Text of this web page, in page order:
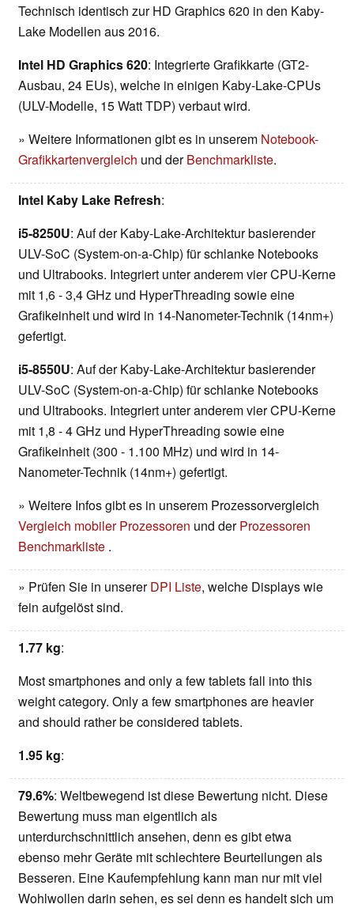
Technisch identisch zur HD Graphics 620 in den Kaby-
Lake Modellen aus 2016.
Intel HD Graphics 620: Integrierte Grafikkarte (GT2-
Ausbau, 24 EUs), welche in einigen Kaby-Lake-CPUs
(ULV-Modelle, 15 Watt TDP) verbaut wird.
» Weitere Informationen gibt es in unserem Notebook-
Grafikkartenvergleich und derBenchmarkliste.
Intel Kaby Lake Refresh:
i5-8250U: Auf der Kaby-Lake-Architektur basierender
ULV-SoC (System-on-a-Chip) für schlanke Notebooks
und Ultrabooks. Integriert unter anderem vier CPU-Kerne
mit 1,6 - 3,4 GHz und HyperThreading sowie eine
Grafikeinheit und wird in 14-Nanometer-Technik (14nm+)
gefertigt.
i5-8550U: Auf der Kaby-Lake-Architektur basierender
ULV-SoC (System-on-a-Chip) für schlanke Notebooks
und Ultrabooks. Integriert unter anderem vier CPU-Kerne
mit 1,8 - 4 GHz und HyperThreading sowie eine
Grafikeinheit (300 - 1.100 MHz) und wird in 14-
Nanometer-Technik (14nm+) gefertigt.
» Weitere Infos gibt es in unserem Prozessorvergleich
Vergleich mobiler Prozessoren und derProzessoren
Benchmarkliste .
» Prüfen Sie in unsererDPI Liste, welche Displays wie
fein aufgelöst sind.
1.77 kg:
Most smartphones and only a few tablets fall into this
weight category. Only a few smartphones are heavier
and should rather be considered tablets.
1.95 kg:
79.6%: Weltbewegend ist diese Bewertung nicht. Diese
Bewertung muss man eigentlich als
unterdurchschnittlich ansehen, denn es gibt etwa
ebenso mehr Geräte mit schlechtere Beurteilungen als
Besseren. Eine Kaufempfehlung kann man nur mit viel
Wohlwollen darin sehen, es sei denn es handelt sich um